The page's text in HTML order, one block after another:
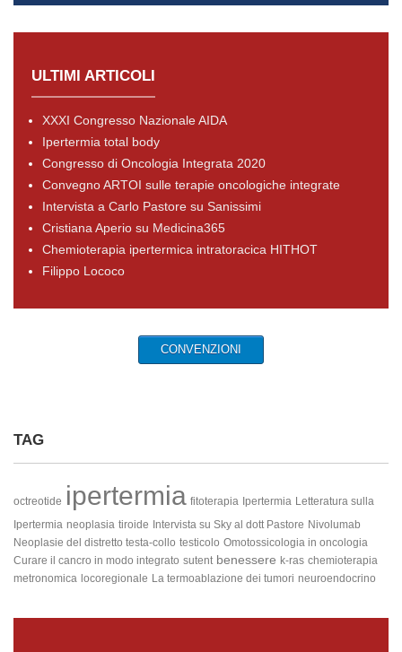
ULTIMI ARTICOLI
XXXI Congresso Nazionale AIDA
Ipertermia total body
Congresso di Oncologia Integrata 2020
Convegno ARTOI sulle terapie oncologiche integrate
Intervista a Carlo Pastore su Sanissimi
Cristiana Aperio su Medicina365
Chemioterapia ipertermica intratoracica HITHOT
Filippo Lococo
CONVENZIONI
TAG
octreotide ipertermia fitoterapia Ipertermia Letteratura sulla
Ipertermia neoplasia tiroide Intervista su Sky al dott Pastore Nivolumab
Neoplasie del distretto testa-collo testicolo Omotossicologia in oncologia
Curare il cancro in modo integrato sutent benessere k-ras chemioterapia
metronomica locoregionale La termoablazione dei tumori neuroendocrino